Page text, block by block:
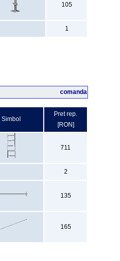
105
1
comanda
Simbol
Pret rep.
[RON]
711
2
135
165